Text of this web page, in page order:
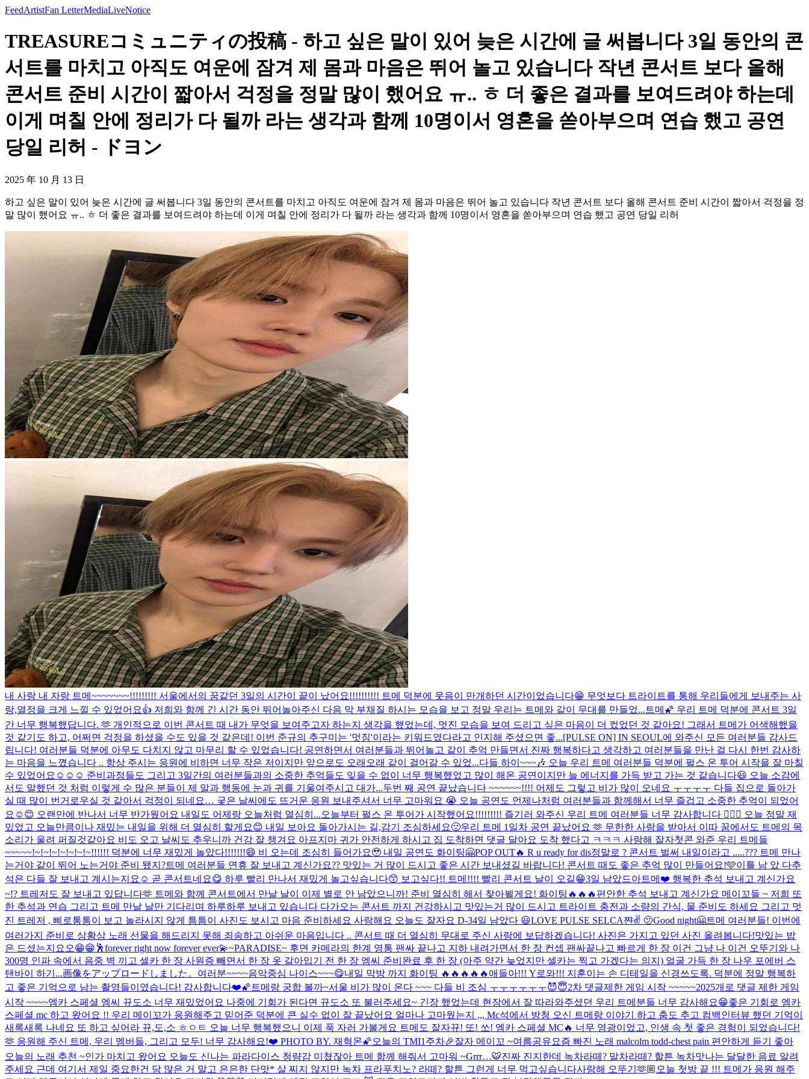
FeedArtistFan LetterMediaLiveNotice
TREASUREコミュニティの投稿 - 하고 싶은 말이 있어 늦은 시간에 글 써봅니다 3일 동안의 콘
서트를 마치고 아직도 여운에 잠겨 제 몸과 마음은 뛰어 놀고 있습니다 작년 콘서트 보다 올해
콘서트 준비 시간이 짧아서 걱정을 정말 많이 했어요 ㅠ.. ㅎ 더 좋은 결과를 보여드려야 하는데
이게 며칠 안에 정리가 다 될까 라는 생각과 함께 10명이서 영혼을 쏟아부으며 연습 했고 공연
당일 리허 - ドヨン
2025 年 10 月 13 日
하고 싶은 말이 있어 늦은 시간에 글 써봅니다 3일 동안의 콘서트를 마치고 아직도 여운에 잠겨 제 몸과 마음은 뛰어 놀고 있습니다 작년 콘서트 보다 올해 콘서트 준비 시간이 짧아서 걱정을 정
말 많이 했어요 ㅠ.. ㅎ 더 좋은 결과를 보여드려야 하는데 이게 며칠 안에 정리가 다 될까 라는 생각과 함께 10명이서 영혼을 쏟아부으며 연습 했고 공연 당일 리허
내 사랑 내 자랑 트메~~~~~~~!!!!!!!!! 서울에서의 꿈같던 3일의 시간이 끝이 났어요!!!!!!!!!! 트메 덕분에 웃음이 만개하던 시간이었습니다😁 무엇보다 트라이트를 통해 우리들에게 보내주는 사
랑,열정을 크게 느낄 수 있었어요👍 저희와 함께 긴 시간 동안 뛰어놀아주신 다음 막 부채질 하시는 모습을 보고 정말 우리는 트메와 같이 무대를 만들었... 트메🌠 우리 트메 덕분에 콘서트 3일
간 너무 행복했답니다. 🫶 개인적으로 이번 콘서트 때 내가 무엇을 보여주고자 하는지 생각을 했었는데, 멋진 모습을 보여 드리고 싶은 마음이 더 컸었던 것 같아요! 그래서 트메가 어색해했을
것 같기도 하고, 어쩌면 걱정을 하셨을 수도 있을 것 같은데! 이번 준규의 추구미는 '멋짐'이라는 키워드였다라고 인지해 주셨으면 좋...[PULSE ON] IN SEOUL에 와주신 모든 여러분들 감사드
립니다! 여러분들 덕분에 아무도 다치지 않고 마무리 할 수 있었습니다! 공연하면서 여러분들과 뛰어놀고 같이 추억 만들면서 진짜 행복하다고 생각하고 여러분들을 만난 걸 다시 한번 감사하
는 마음을 느꼈습니다 .. 항상 주시는 응원에 비하면 너무 작은 저이지만 앞으로도 오래오래 같이 걸어갈 수 있었...다들 하이~~~🎶 오늘 우리 트메 여러분들 덕분에 펄스 온 투어 시작을 잘 마칠
수 있었어요☺️☺️☺️ 준비과정들도 그리고 3일간의 여러분들과의 소중한 추억들도 잊을 수 없이 너무 행복했었고 많이 해온 공연이지만 늘 에너지를 가득 받고 가는 것 같습니다😃 오늘 소감에
서도 말했던 것 처럼 이렇게 수 많은 분들이 제 말과 행동에 눈과 귀를 기울여주시고 대가...두번 째 공연 끝났습니다 ~~~~~~!!!! 어제도 그렇고 비가 많이 오네요 ㅜㅜㅜㅜ 다들 집으로 돌아가
실 때 많이 번거로우실 것 같아서 걱정이 되네요… 궂은 날씨에도 뜨거운 응원 보내주셔서 너무 고마워요 😭 오늘 공연도 언제나처럼 여러분들과 함께해서 너무 즐겁고 소중한 추억이 되었어
요☺️😊 오랜만에 반나서 너무 반가웠어요 내일도 어제랑 오늘처럼 열심히...오늘부터 펄스 온 투어가 시작했어요!!!!!!!!! 즐기러 와주신 우리 트메 여러분들 너무 감사합니다 🙇🏻‍♂️ 오늘 정말 재
밌었고 오늘만큼이나 재밌는 내일을 위해 더 열심히 할게요😊 내일 보아요 돌아가시는 길,감기 조심하세요🙂우리 트메 1일차 공연 끝났어요 🫶 무한한 사랑을 받아서 이따 꿈에서도 트메의 목
소리가 울려 퍼질것같아요 비도 오고 날씨도 추우니까 건강 잘 챙겨요 아프지마 귀가 안전하게 하시고 집 도착하면 댓글 달아요 도착 했다고 ㅋㅋㅋ 사랑해 잘자첫콘 와준 우리 트메들
~~~~~!~!~!~!~!~!~!~!!!!!! 덕분에 너무 재밌게 놀았다!!!!!!!😄 비 오는데 조심히 들어가요🥹 내일 공연도 화이팅🤗POP OUT🔥 R u ready for dis정말로 ? 콘서트 벌써 내일이라고 .....??? 트메 만나
는거야 같이 뛰어 노는거야 준비 됐지?트메 여러분들 연휴 잘 보내고 계신가요?? 맛있는 거 많이 드시고 좋은 시간 보내셨길 바랍니다! 콘서트 때도 좋은 추억 많이 만들어요!🩵이틀 남 았 다추
석은 다들 잘 보내고 계시는지요☺️ 곧 콘서트네요😋 하루 빨리 만나서 재밌게 놀고싶습니다😙 보고싶다!! 트메!!!! 빨리 콘서트 날이 오길😁3일 남았드아트메❤️ 행복한 추석 보내고 계신가요
~!? 트레저도 잘 보내고 있답니다🫶 트메와 함께 콘서트에서 만날 날이 이제 별로 안 남았으니까! 준비 열심히 해서 찾아뵐게요! 화이팅🔥🔥🔥 편안한 추석 보내고 계신가요 메이꼬들 ~ 저희 또
한 추석과 연습 그리고 트메 만날 날만 기다리며 하루하루 보내고 있습니다 다가오는 콘서트 까지 건강하시고 맛있는거 많이 드시고 트라이트 충전과 소량의 간식, 물 준비도 하세요 그리고 멋
진 트레저 , 삐로통통이 보고 놀라시지 않게 틈틈이 사진도 보시고 마음 준비하세요 사랑해요 오늘도 잘자요 D-34일 남았다 😃LOVE PULSE SELCA쨘✌️ 🫤Good night🤗트메 여러분들! 이번에
여러가지 준비로 상황상 노래 선물을 해드리지 못해 죄송하고 아쉬운 마음입니다 .. 콘서트 때 더 열심히 무대로 주신 사랑에 보답하겠습니다! 사진은 가지고 있던 사진 올려봅니다!맛있는 밥
은 드셨는지요오😁😁 🕺forever right now forever ever💫~PARADISE~ 후면 카메라의 한계 영통 팬싸 끝나고 지하 내려가면서 한 장 컨셉 팬싸끝나고 빠르게 한 장 이건 그냥 나 이건 오뚜기와 나
300명 인파 속에서 음중 벽 끼고 셀카 한 장 사원증 빼면서 한 장 옷 갈아입기 전 한 장 엠씨 준비완료 후 한 장 (아주 약간 늦었지만 셀카는 찍고 가겠다는 의지) 얼굴 가득 한 장 나우 포에버 스
탠바이 하기...画像をアップロードしました。 여러분~~~~음악중심 나이스~~~😋내일 막방 까지 화이팅 🔥🔥🔥🔥🔥 애들아!!! Y로와!!! 지훈이는 손 디테일을 신경쓰도록. 덕분에 정말 행복하
고 좋은 기억으로 남는 촬영들이였습니다! 감사합니다❤️🌠 트메랑 궁합 볼까~서울 비가 많이 온다 ~~~ 다들 비 조심 ㅜㅜㅜㅜㅜㅜ😈😇2차 댓글제한 게임 시작 ~~~~~2025개로 댓글 제한 게임
시작 ~~~~엠카 스페셜 엠씨 뀨도소 너무 재밌었어요 나중에 기회가 된다면 뀨도소 또 불러주세요~ 긴장 했었는데 현장에서 잘 따라와주셨던 우리 트메분들 너무 감사해요😁좋은 기회로 엠카
스페셜 mc 하고 왔어요 !! 우리 메이꼬가 응원해주고 믿어준 덕분에 큰 실수 없이 잘 끝났어요 얼마나 고마웠는지 ,,, Mc석에서 방청 오신 트메랑 이야기 하고 춤도 추고 컴백인터뷰 했던 기억이
새록새록 나네요 또 하고 싶어라 뀨,도,소 ㅎㅇㅌ 오늘 너무 행복했으니 이제 푹 자러 가볼게요 트메도 잘자뀨! 또! 쏘! 엠카 스페셜 MC🔥 너무 영광이었고, 인생 속 첫 좋은 경험이 되었습니다!
🫶 응원해 주신 트메, 우리 멤버들, 그리고 모두! 너무 감사해요!❤️ PHOTO BY. 재혁몬🌠오늘의 TMI1주차🎉잘자 메이꼬 ~여름공유요즘 빠진 노래 malcolm todd-chest pain 편안하게 듣기 좋아
오늘의 노래 추천 ~인가 마치고 왔어요 오늘도 신나는 파라다이스 청량감 미쳤잖아 트메 함께 해줘서 고마워 ~Grrr…🐯진짜 진지한데 녹차라떼? 말차라떼? 할튼 녹차맛나는 달달한 음료 알려
주세요 근데 여기서 제일 중요한건 당 많은 거 말고 은은한 단맛* 살 찌지 않지만 녹차 프라푸치노? 라떼? 할튼 그런게 너무 먹고싶습니다사랑해 오뚜기🫶🏼 오늘 첫방 끝 !!! 트메가 응원 해주